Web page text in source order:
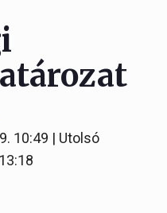
10:49 | Utolsó